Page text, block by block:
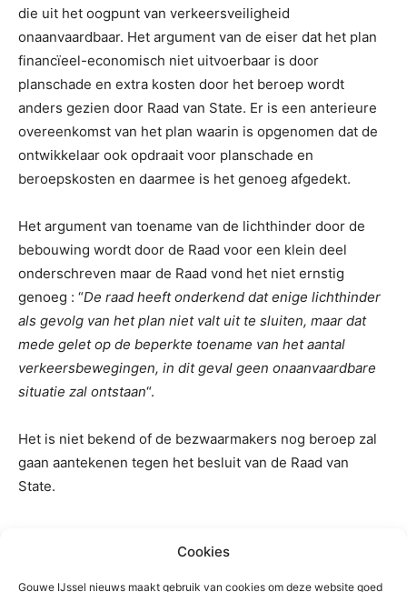
Cookies
Gouwe IJssel nieuws maakt gebruik van cookies om deze website goed
die uit het oogpunt van verkeersveiligheid
onaanvaardbaar. Het argument van de eiser dat het plan
financïeel-economisch niet uitvoerbaar is door
planschade en extra kosten door het beroep wordt
anders gezien door Raad van State. Er is een anterieure
overeenkomst van het plan waarin is opgenomen dat de
ontwikkelaar ook opdraait voor planschade en
beroepskosten en daarmee is het genoeg afgedekt.
Het argument van toename van de lichthinder door de
bebouwing wordt door de Raad voor een klein deel
onderschreven maar de Raad vond het niet ernstig
genoeg : “De raad heeft onderkend dat enige lichthinder
als gevolg van het plan niet valt uit te sluiten, maar dat
mede gelet op de beperkte toename van het aantal
verkeersbewegingen, in dit geval geen onaanvaardbare
situatie zal ontstaan“.
Het is niet bekend of de bezwaarmakers nog beroep zal
gaan aantekenen tegen het besluit van de Raad van
State.
bestemmingsplan Gemeenteraad